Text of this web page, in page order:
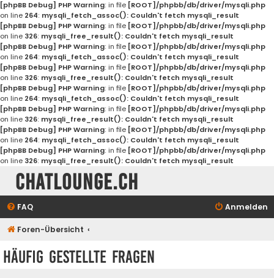
[phpBB Debug] PHP Warning: in file [ROOT]/phpbb/db/driver/mysqli.php
on line 264: mysqli_fetch_assoc(): Couldn't fetch mysqli_result
[phpBB Debug] PHP Warning: in file [ROOT]/phpbb/db/driver/mysqli.php
on line 326: mysqli_free_result(): Couldn't fetch mysqli_result
[phpBB Debug] PHP Warning: in file [ROOT]/phpbb/db/driver/mysqli.php
on line 264: mysqli_fetch_assoc(): Couldn't fetch mysqli_result
[phpBB Debug] PHP Warning: in file [ROOT]/phpbb/db/driver/mysqli.php
on line 326: mysqli_free_result(): Couldn't fetch mysqli_result
[phpBB Debug] PHP Warning: in file [ROOT]/phpbb/db/driver/mysqli.php
on line 264: mysqli_fetch_assoc(): Couldn't fetch mysqli_result
[phpBB Debug] PHP Warning: in file [ROOT]/phpbb/db/driver/mysqli.php
on line 326: mysqli_free_result(): Couldn't fetch mysqli_result
[phpBB Debug] PHP Warning: in file [ROOT]/phpbb/db/driver/mysqli.php
on line 264: mysqli_fetch_assoc(): Couldn't fetch mysqli_result
[phpBB Debug] PHP Warning: in file [ROOT]/phpbb/db/driver/mysqli.php
on line 326: mysqli_free_result(): Couldn't fetch mysqli_result
Chatlounge.ch
FAQ Anmelden
Foren-Übersicht
Häufig gestellte Fragen